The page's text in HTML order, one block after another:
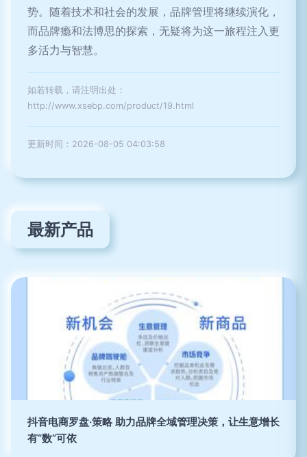
势。随着技术和社会的发展，品牌管理将继续演化，
而品牌瘾和法博思的探索，无疑将为这一旅程注入更
多活力与智慧。
如若转载，请注明出处：
http://www.xsebp.com/product/19.html
更新时间：2026-08-05 04:03:58
最新产品
抖音电商罗盘·策略 助力品牌全域管理决策，让生意增长
有“数”可依